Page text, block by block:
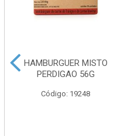
HAMBURGUER MISTO
PERDIGAO 56G
Código: 19248